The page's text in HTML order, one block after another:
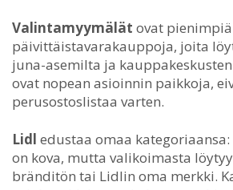
Valintamyymälät ovat pienimpiä
päivittäistavarakauppoja, joita
juna-asemilta ja
ovat nopean asioinnin paikkoja,
perusostoslistaa varten.
Lidl edustaa omaa
on kova, mutta valikoimasta
bränditön tai Lidlin oma merkki.